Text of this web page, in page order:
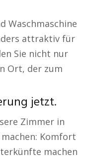
Waschmaschine
attraktiv für
Sie nicht nur
Ort, der zum
jetzt.
Zimmer in
Komfort
machen